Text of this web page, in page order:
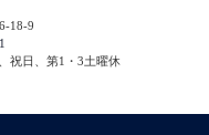
18-9
祝日、第1・3土曜休